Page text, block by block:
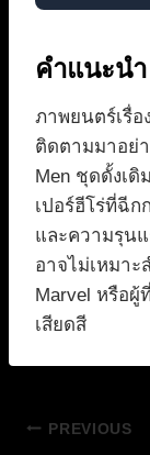
คำแนะน
ภาพยนตร์เรื่อ
ติดตามมาอย่
Men ชุดดั้งเ
เปอร์ฮีโร่ที่ฉี
และความรุน
อาจไม่เหมา
Marvel หรือ
เสียดสี
แนะแนว
PREVIOUS